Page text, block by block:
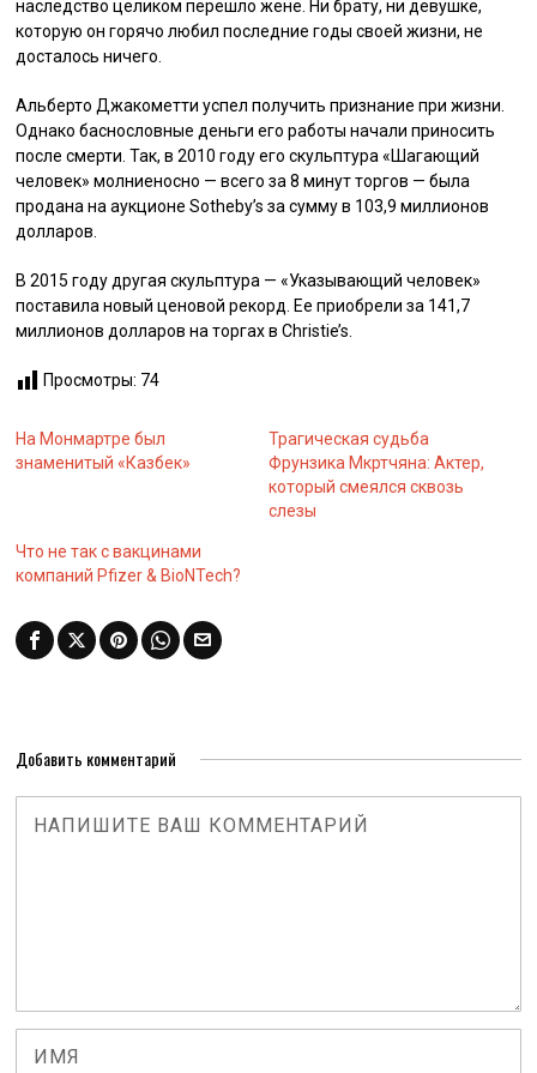
наследство целиком перешло жене. Ни брату, ни девушке,
которую он горячо любил последние годы своей жизни, не
досталось ничего.
Альберто Джакометти успел получить признание при жизни.
Однако баснословные деньги его работы начали приносить
после смерти. Так, в 2010 году его скульптура «Шагающий
человек» молниеносно — всего за 8 минут торгов — была
продана на аукционе Sotheby’s за сумму в 103,9 миллионов
долларов.
В 2015 году другая скульптура — «Указывающий человек»
поставила новый ценовой рекорд. Ее приобрели за 141,7
миллионов долларов на торгах в Christie’s.
Просмотры: 74
На Монмартре был
знаменитый «Казбек»
Трагическая судьба
Фрунзика Мкртчяна: Актер,
который смеялся сквозь
слезы
Что не так с вакцинами
компаний Pfizer & BioNTech?
Добавить комментарий